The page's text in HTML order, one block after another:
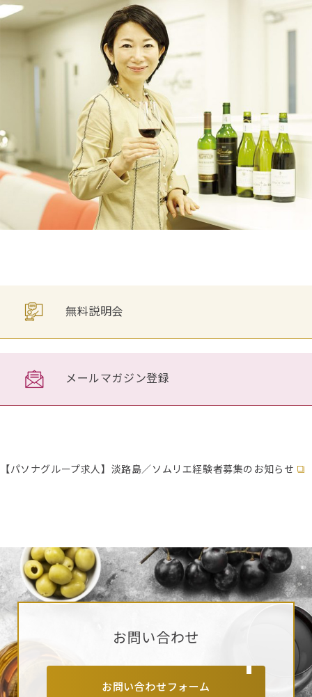
無料説明会
メールマガジン登録
【パソナグループ求人】淡路島／ソムリエ経験者募集のお知らせ
お問い合わせ
お問い合わせフォーム